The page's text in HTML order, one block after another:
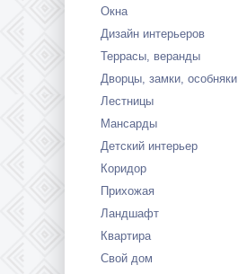
Окна
Дизайн интерьеров
Террасы, веранды
Дворцы, замки, особняки
Лестницы
Мансарды
Детский интерьер
Коридор
Прихожая
Ландшафт
Квартира
Свой дом